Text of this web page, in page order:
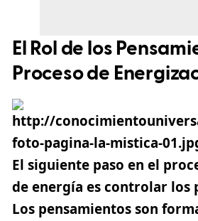
El Rol de los
Proceso de
El siguiente paso en el
de energía escontrolar los
Los pensamientos son